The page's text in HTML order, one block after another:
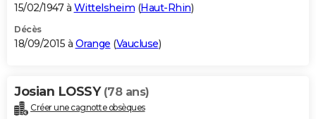
15/02/1947 à Wittelsheim (Haut-Rhin)
Décès
18/09/2015 à Orange (Vaucluse)
Josian LOSSY (78 ans)
Créer une cagnotte obsèques